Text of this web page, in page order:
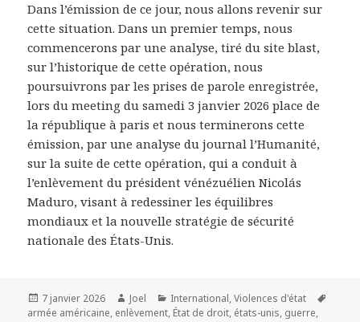
Dans l’émission de ce jour, nous allons revenir sur
cette situation. Dans un premier temps, nous
commencerons par une analyse, tiré du site blast,
sur l’historique de cette opération, nous
poursuivrons par les prises de parole enregistrée,
lors du meeting du samedi 3 janvier 2026 place de
la république à paris et nous terminerons cette
émission, par une analyse du journal l’Humanité,
sur la suite de cette opération, qui a conduit à
l’enlèvement du président vénézuélien Nicolás
Maduro, visant à redessiner les équilibres
mondiaux et la nouvelle stratégie de sécurité
nationale des États-Unis.
Publié
le
7 janvier 2026 Auteur
Joel Catégories
International,Violences d'état
armée américaine, enlèvement, État de droit, états-unis, guerre,